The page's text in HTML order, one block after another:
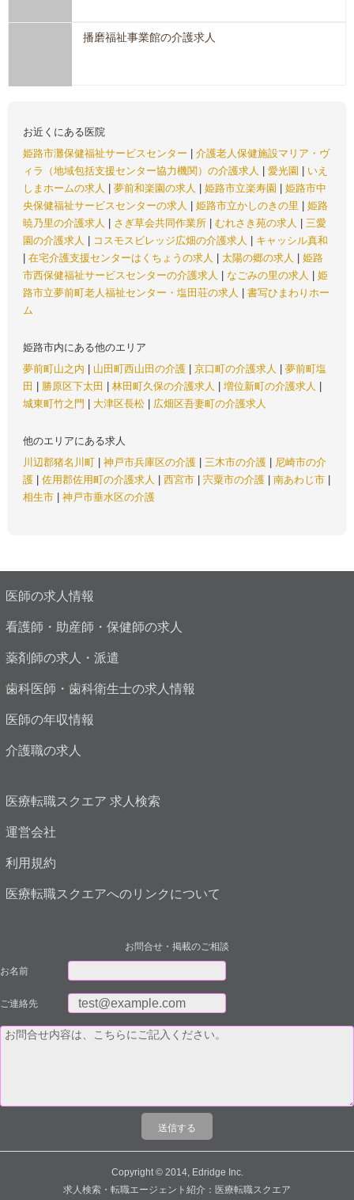
播磨福祉事業館の介護求人
お近くにある医院
姫路市灘保健福祉サービスセンター
介護老人保健施設マリア・ヴ
ィラ（地域包括支援センター協力機関）の介護求人
愛光園
いえ
しまホームの求人
夢前和楽園の求人 姫路市立楽寿園
姫路市中
央保健福祉サービスセンターの求人
姫路市立かしのきの里
姫路
暁乃里の介護求人
さぎ草会共同作業所 むれさき苑の求人
三愛
園の介護求人
コスモスビレッジ広畑の介護求人
キャッシル真和
在宅介護支援センターはくちょうの求人 太陽の郷の求人
姫路
市西保健福祉サービスセンターの介護求人
なごみの里の求人
姫
路市立夢前町老人福祉センター・塩田荘の求人
書写ひまわりホー
ム
姫路市内にある他のエリア
夢前町山之内
山田町西山田の介護 京口町の介護求人
夢前町塩
田
勝原区下太田 林田町久保の介護求人 増位新町の介護求人
城東町竹之門
大津区長松 広畑区吾妻町の介護求人
他のエリアにある求人
川辺郡猪名川町
神戸市兵庫区の介護 三木市の介護
尼崎市の介
護
佐用郡佐用町の介護求人 西宮市 宍粟市の介護 南あわじ市
相生市
神戸市垂水区の介護
医師の求人情報
看護師・助産師・保健師の求人
薬剤師の求人・派遣
歯科医師・歯科衛生士の求人情報
医師の年収情報
介護職の求人
医療転職スクエア 求人検索
運営会社
利用規約
医療転職スクエアへのリンクについて
お問合せ・掲載のご相談
お名前
ご連絡先
Copyright © 2014, Edridge Inc.
求人検索・転職エージェント紹介：医療転職スクエア